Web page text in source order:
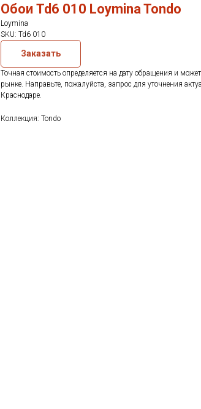
Обои Td6 010 Loymina Tondo
Loymina
SKU: Td6 010
Заказать
Точная стоимость определяется на дату обращения и
рынке. Направьте, пожалуйста, запрос для уточнения
Краснодаре.
Коллекция: Tondo